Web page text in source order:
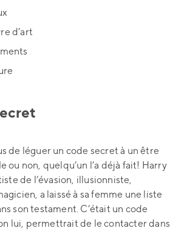
d’art
de léguer un code secret à un être
ou non, quelqu’un l’a déjà fait! Harry
de l’évasion, illusionniste,
a laissé à sa femme une liste
son testament. C’était un code
lui, permettrait de le contacter dans